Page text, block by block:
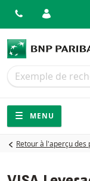
Recherche
MENU
Retour à l'aperçu des